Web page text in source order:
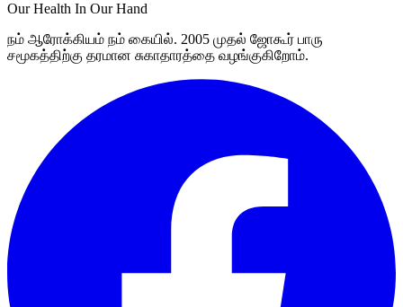
Our Health In Our Hand
நம் ஆரோக்கியம் நம் கையில். 2005 முதல் ஜோகூர் பாரு
சமூகத்திற்கு தரமான சுகாதாரத்தை வழங்குகிறோம்.